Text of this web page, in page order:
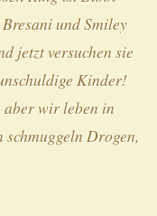
und Smiley
jetzt versuchen sie
Kinder!
aber wir leben in
Drogen,